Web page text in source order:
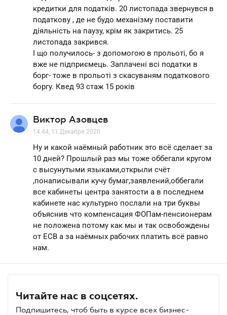
кредитки для податків. 20 листопада звернувся в
податкову , де не будо механізму поставити
діяльність на паузу, крім як закритись. 25
листопада закрився.
І що получилось- з допомогою в прольоті, бо я
вже не підприємець. Заплачені всі податки в
борг- тоже в прольоті з скасуваням податкового
боргу. Квед 93 стаж 15 років
Виктор Азовцев
14.44, 11 Декабря 2020
Ну и какой наёмный работник это всё сделает за
10 дней? Прошлый раз мы тоже оббегали кругом
с высунутыми языками,открыли счёт
,понаписывали кучу бумаг,заявлений,оббегали
все кабинеты центра занятости а в последнем
кабинете нас культурно послали на три буквы
объяснив что компенсация ФОПам-пенсионерам
не положена потому как мы и так освобождены
от ЕСВ а за наёмных рабочих платить всё равно
нам.
Читайте нас в соцсетях.
Подпишитесь, чтоб быть в курсе всех бизнес-